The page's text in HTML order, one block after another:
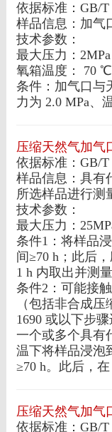
依据标准：GB/
样品信息：加气
技术参数：
最大压力：2MPa
氧箱温度： 70
条件：加气口与
力为 2.0 MPa、
压缩天然气加气
依据标准：GB/
样品信息：具有
所选样品进行测
技术参数：
最大压力：
条件1：将样品
间≥70 h；此后
1 h 内取出并测
条件2：可能接
（包括非合成
1690 或以下步
一个或多个具有
温下将样品浸泡
≥70 h。此后，
压缩天然气加气
依据标准：GB/